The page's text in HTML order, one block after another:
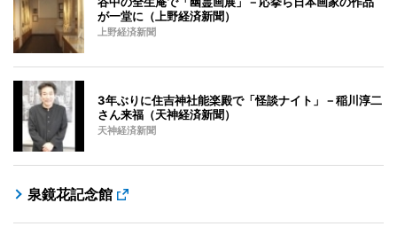
が一堂に（上野経済新聞）
上野経済新聞
3年ぶりに住吉神社能楽殿で「怪談ナイト」－稲川淳二
さん来福（天神経済新聞）
天神経済新聞
泉鏡花記念館